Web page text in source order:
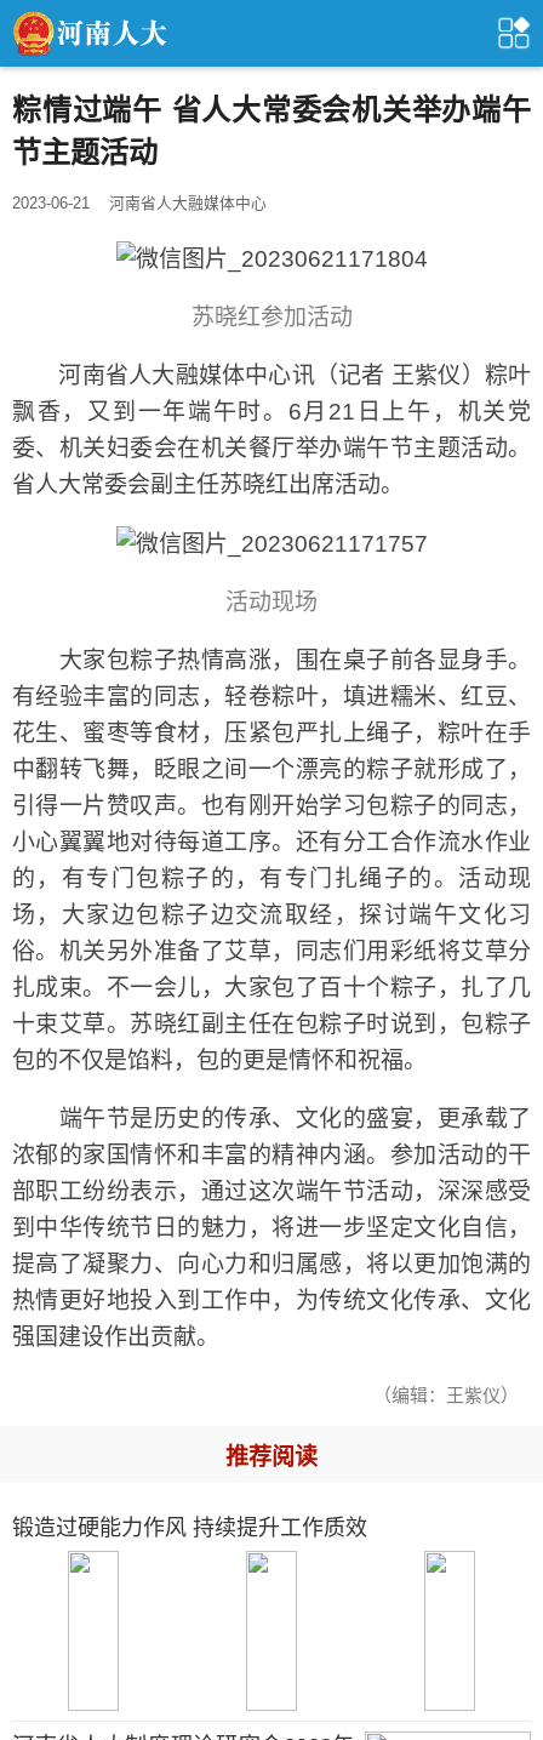
粽情过端午 省人大常委会机关举办端午
节主题活动
2023-06-21 河南省人大融媒体中心
苏晓红参加活动
河南省人大融媒体中心讯（记者 王紫仪）粽叶
飘香，又到一年端午时。6月21日上午，机关党
委、机关妇委会在机关餐厅举办端午节主题活动。
省人大常委会副主任苏晓红出席活动。
活动现场
大家包粽子热情高涨，围在桌子前各显身手。
有经验丰富的同志，轻卷粽叶，填进糯米、红豆、
花生、蜜枣等食材，压紧包严扎上绳子，粽叶在手
中翻转飞舞，眨眼之间一个漂亮的粽子就形成了，
引得一片赞叹声。也有刚开始学习包粽子的同志，
小心翼翼地对待每道工序。还有分工合作流水作业
的，有专门包粽子的，有专门扎绳子的。活动现
场，大家边包粽子边交流取经，探讨端午文化习
俗。机关另外准备了艾草，同志们用彩纸将艾草分
扎成束。不一会儿，大家包了百十个粽子，扎了几
十束艾草。苏晓红副主任在包粽子时说到，包粽子
包的不仅是馅料，包的更是情怀和祝福。
端午节是历史的传承、文化的盛宴，更承载了
浓郁的家国情怀和丰富的精神内涵。参加活动的干
部职工纷纷表示，通过这次端午节活动，深深感受
到中华传统节日的魅力，将进一步坚定文化自信，
提高了凝聚力、向心力和归属感，将以更加饱满的
热情更好地投入到工作中，为传统文化传承、文化
强国建设作出贡献。
（编辑：王紫仪）
推荐阅读
锻造过硬能力作风 持续提升工作质效